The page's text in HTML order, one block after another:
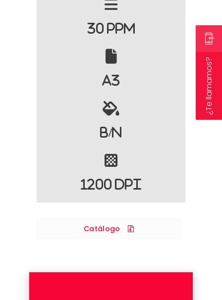
30 PPM
A3
B/N
1200 DPI
Catálogo
¿Te llamamos?